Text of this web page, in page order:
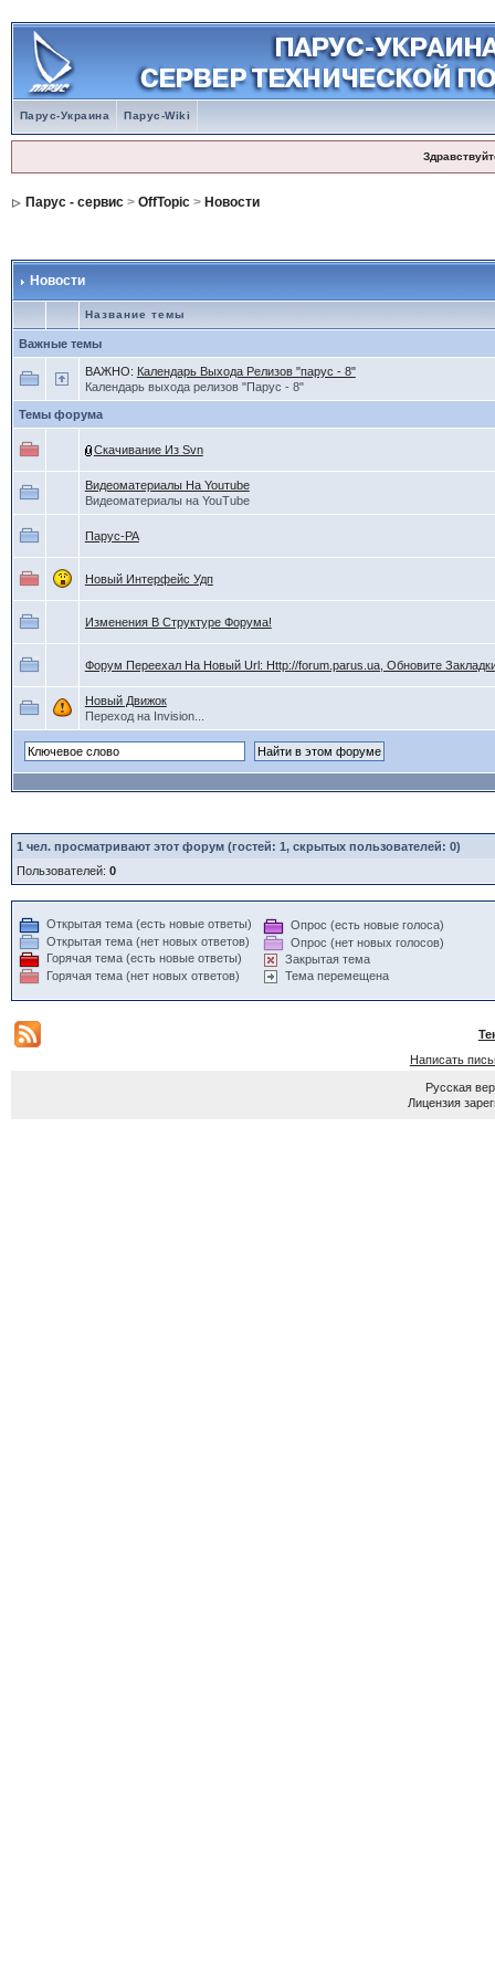
Парус-Украина Парус-Wiki
Парус - сервис> OffTopic> Новости
Новости
Название темы
Важные темы
ВАЖНО: Календарь Выхода Релизов "парус - 8"
Календарь выхода релизов "Парус - 8"
Темы форума
Скачивание Из Svn
Видеоматериалы На Youтube
Видеоматериалы на YouТube
Парус-РА
Новый Интерфейс Удп
Изменения В Структуре Форума!
Форум Переехал На Новый Url: Http://forum.parus.ua, Обновите
Новый Движок
Переход на Invision...
1 чел. просматривают этот форум (гостей: 1, скрытых пользователей: 0)
Пользователей: 0
Открытая тема (есть новые ответы)
Открытая тема (нет новых ответов)
Горячая тема (есть новые ответы)
Горячая тема (нет новых ответов)
Опрос (есть новые голоса)
Опрос (нет новых голосов)
Закрытая тема
Тема перемещена
Написать
Русская
Лицензия